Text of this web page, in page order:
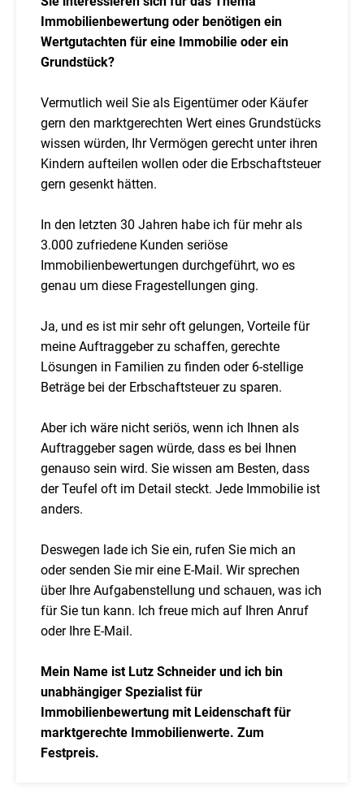
Immobilienbewertung oder benötigen ein
Wertgutachten für eine Immobilie oder ein
Grundstück?
Vermutlich weil Sie als Eigentümer oder Käufer
gern den marktgerechten Wert eines Grundstücks
wissen würden, Ihr Vermögen gerecht unter ihren
Kindern aufteilen wollen oder die Erbschaftsteuer
gern gesenkt hätten.
In den letzten 30 Jahren habe ich für mehr als
3.000 zufriedene Kunden seriöse
Immobilienbewertungen durchgeführt, wo es
genau um diese Fragestellungen ging.
Ja, und es ist mir sehr oft gelungen, Vorteile für
meine Auftraggeber zu schaffen, gerechte
Lösungen in Familien zu finden oder 6-stellige
Beträge bei der Erbschaftsteuer zu sparen.
Aber ich wäre nicht seriös, wenn ich Ihnen als
Auftraggeber sagen würde, dass es bei Ihnen
genauso sein wird. Sie wissen am Besten, dass
der Teufel oft im Detail steckt. Jede Immobilie ist
anders.
Deswegen lade ich Sie ein, rufen Sie mich an
oder senden Sie mir eine E-Mail. Wir sprechen
über Ihre Aufgabenstellung und schauen, was ich
für Sie tun kann. Ich freue mich auf Ihren Anruf
oder Ihre E-Mail.
Mein Name ist Lutz Schneider und ich bin
unabhängiger Spezialist für
Immobilienbewertung mit Leidenschaft für
marktgerechte Immobilienwerte. Zum
Festpreis.